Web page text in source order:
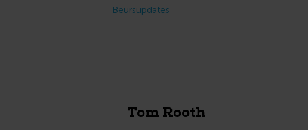
Beursupdates
Tom Rooth